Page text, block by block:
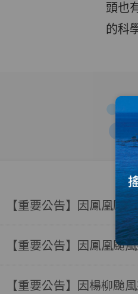
頭也
的科
【重要公告】因鳳凰颱
【重要公告】因鳳凰颱
【重要公告】因楊柳颱